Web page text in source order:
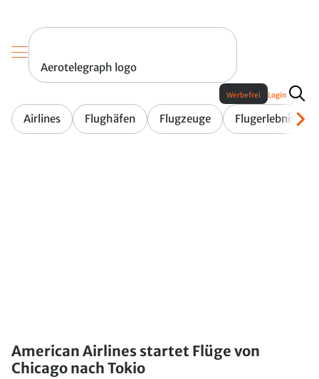
Aerotelegraph logo
Airlines Flughäfen Flugzeuge Flugerlebnis
Werbefrei Login
American Airlines startet Flüge von
Chicago nach Tokio